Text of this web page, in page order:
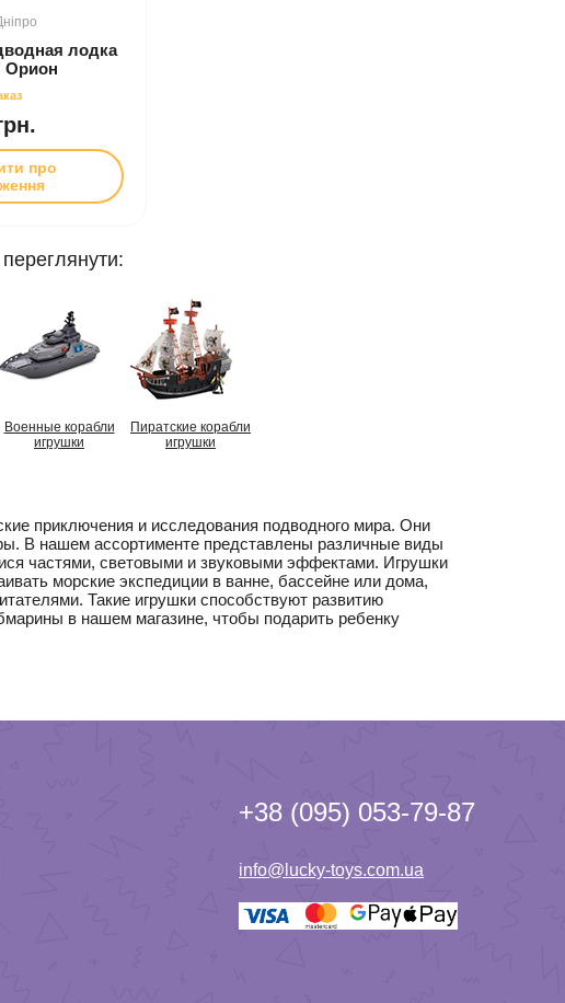
лодка
Орион
про
Военные корабли
игрушки
Пиратские корабли
игрушки
приключения и исследования подводного мира. Они
В нашем ассортименте представлены различные виды
частями, световыми и звуковыми эффектами. Игрушки
морские экспедиции в ванне, бассейне или дома,
Такие игрушки способствуют развитию
в нашем магазине, чтобы подарить ребенку
+38 (095) 053-79-87
info@lucky-toys.com.ua